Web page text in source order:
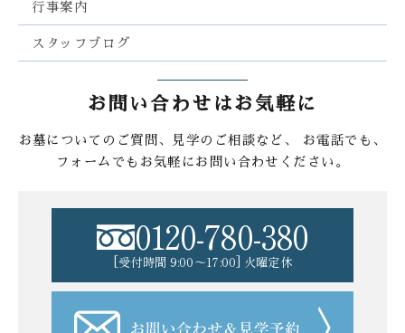
行事案内
スタッフブログ
お問い合わせはお気軽に
お墓についてのご質問、見学のご相談など、
お電話でも、
フォームでもお気軽にお問い合わせください。
0120-780-380
[受付時間 9:00〜17:00] 火曜定休